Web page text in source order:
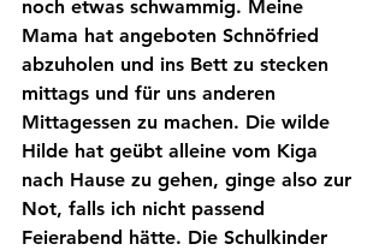
noch etwas schwammig. Meine
Mama hat angeboten Schnöfried
abzuholen und ins Bett zu stecken
mittags und für uns anderen
Mittagessen zu machen. Die wilde
Hilde hat geübt alleine vom Kiga
nach Hause zu gehen, ginge also zur
Not, falls ich nicht passend
Feierabend hätte. Die Schulkinder